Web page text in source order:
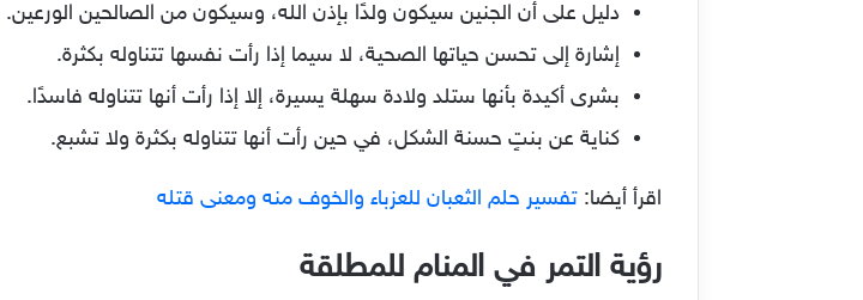
دليل على أن الجنين سيكون ولدًا بإذن الله، وسيكون من الصالحين الورعين.
إشارة إلى تحسن حياتها الصحية، لا سيما إذا رأت نفسها تتناوله بكثرة.
بشرى أكيدة بأنها ستلد ولادة سهلة يسيرة، إلا إذا رأت أنها تتناوله فاسدًا.
كناية عن بنتٍ حسنة الشكل، في حين رأت أنها تتناوله بكثرة ولا تشبع.
اقرأ أيضا: تفسير حلم الثعبان للعزباء والخوف منه ومعنى قتله
رؤية التمر في المنام للمطلقة